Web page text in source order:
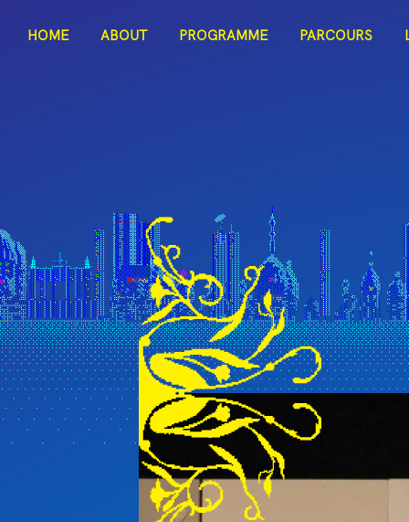
ITAC
HOME ABOUT PROGRAMME PARCOURS
Dark Mode